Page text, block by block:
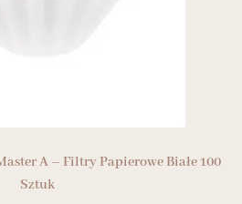
A – Filtry Papierowe Białe 100
Sztuk